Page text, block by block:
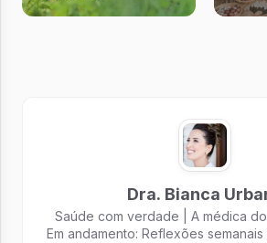
Dra. Bianca
Saúde com verdade | A médica
Em andamento: Reflexões